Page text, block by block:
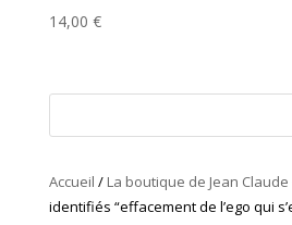
14,00 €
Accueil / La boutique de Jean
identifiés “effacement de l’ego qui